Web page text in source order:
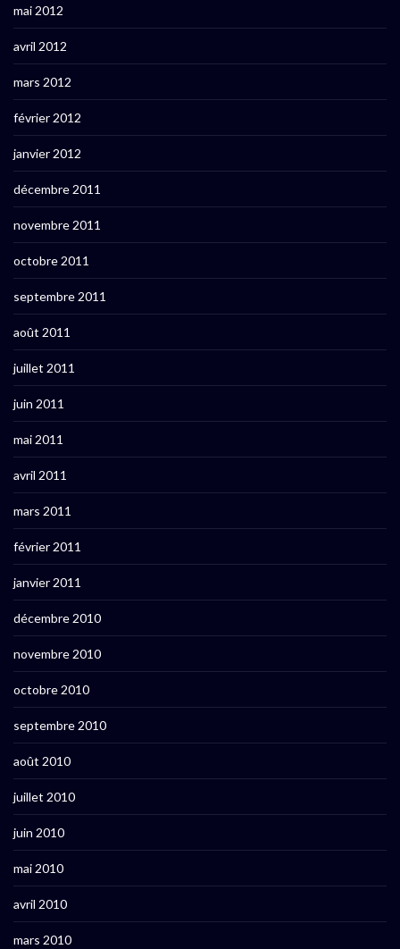
mai 2012
avril 2012
mars 2012
février 2012
janvier 2012
décembre 2011
novembre 2011
octobre 2011
septembre 2011
août 2011
juillet 2011
juin 2011
mai 2011
avril 2011
mars 2011
février 2011
janvier 2011
décembre 2010
novembre 2010
octobre 2010
septembre 2010
août 2010
juillet 2010
juin 2010
mai 2010
avril 2010
mars 2010